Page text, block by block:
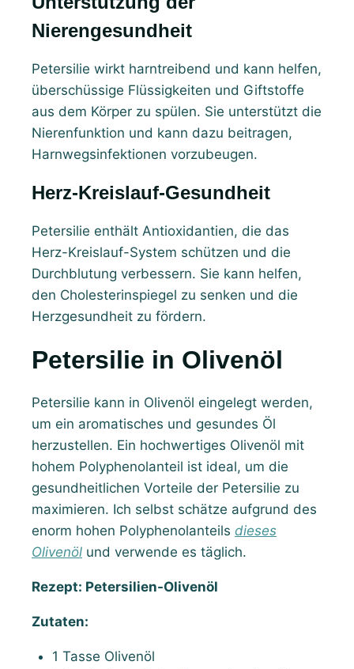
Nierengesundheit
Petersilie wirkt harntreibend und kann helfen,
überschüssige Flüssigkeiten und Giftstoffe
aus dem Körper zu spülen. Sie unterstützt die
Nierenfunktion und kann dazu beitragen,
Harnwegsinfektionen vorzubeugen.
Herz-Kreislauf-Gesundheit
Petersilie enthält Antioxidantien, die das
Herz-Kreislauf-System schützen und die
Durchblutung verbessern. Sie kann helfen,
den Cholesterinspiegel zu senken und die
Herzgesundheit zu fördern.
Petersilie in Olivenöl
Petersilie kann in Olivenöl eingelegt werden,
um ein aromatisches und gesundes Öl
herzustellen. Ein hochwertiges Olivenöl mit
hohem Polyphenolanteil ist ideal, um die
gesundheitlichen Vorteile der Petersilie zu
maximieren. Ich selbst schätze aufgrund des
enorm hohen Polyphenolanteils dieses
Olivenöl und verwende es täglich.
Rezept: Petersilien-Olivenöl
Zutaten:
1 Tasse Olivenöl